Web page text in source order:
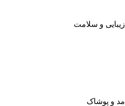
زیبایی و سلامت
مد و پوشاک